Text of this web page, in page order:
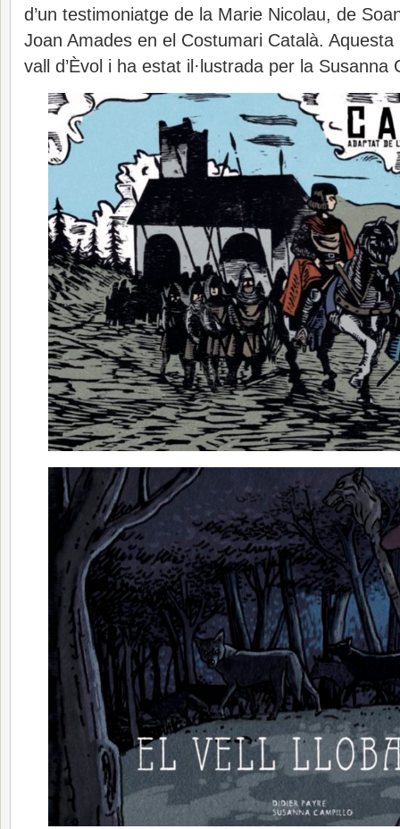
d’un testimoniatge de la Marie Nicolau, de
Joan Amades en el Costumari Català.
vall d’Èvol i ha estat il·lustrada per la Susanna